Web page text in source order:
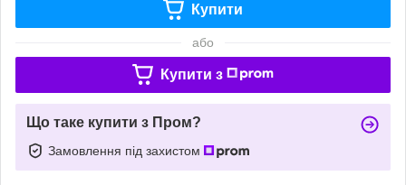
Купити
або
Купити з
Що таке купити з Пром?
Замовлення під захистом